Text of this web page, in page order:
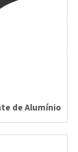
de Alumínio